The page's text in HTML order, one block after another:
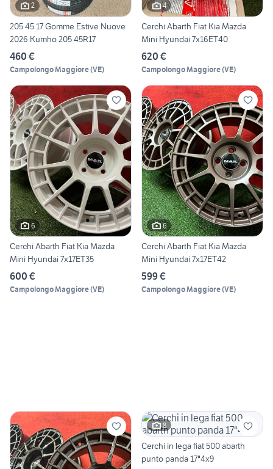
2
205 45 17 Gomme Estive Nuove
2026 Kumho 205 45R17
460 €
Campolongo Maggiore(VE)
4
Cerchi Abarth Fiat Kia Mazda
Mini Hyundai 7x16ET40
620 €
Campolongo Maggiore(VE)
6
Cerchi Abarth Fiat Kia Mazda
Mini Hyundai 7x17ET35
600 €
Campolongo Maggiore(VE)
6
Cerchi Abarth Fiat Kia Mazda
Mini Hyundai 7x17ET42
599 €
Campolongo Maggiore(VE)
8
Cerchi in lega fiat 500 abarth
punto panda 17"4x9